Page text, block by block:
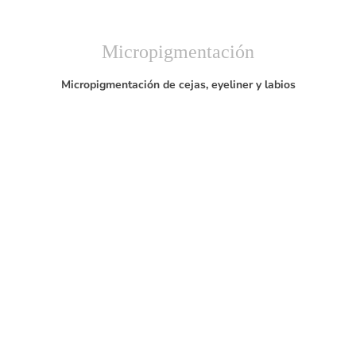
Micropigmentación
Micropigmentación de cejas, eyeliner y labios